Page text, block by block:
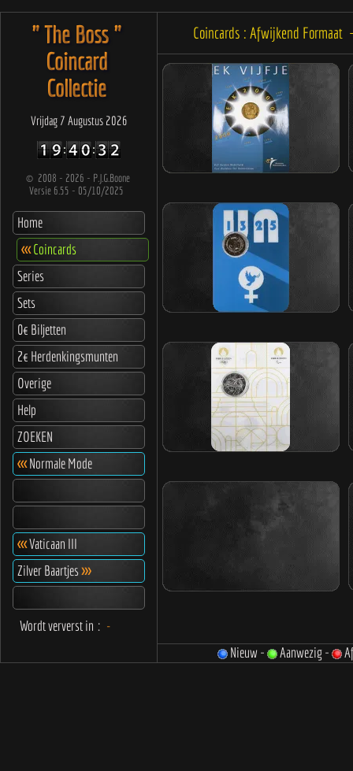
" The Boss "
Coincard
Collectie
Vrijdag 7 Augustus 2026
© 2008 - 2026 - P.J.G.Boone
Versie 6.55 - 05/10/2025
Home
<<<Coincards
Series
Sets
0€ Biljetten
2€ Herdenkingsmunten
Overige
Help
ZOEKEN
<<<Normale Mode
<<<Vaticaan III
Zilver Baartjes>>>
Wordt ververst in : -
Coincards : Afwijkend
Nieuw - Aanwezig -